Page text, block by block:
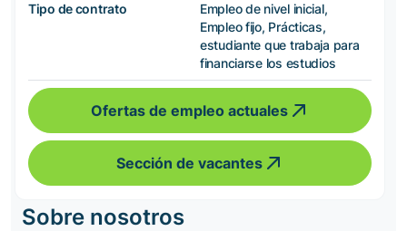
Tipo de contrato
Empleo de nivel inicial,
Empleo fijo, Prácticas,
estudiante que trabaja para
financiarse los estudios
Ofertas de empleo actuales
Sección de vacantes
Sobre nosotros